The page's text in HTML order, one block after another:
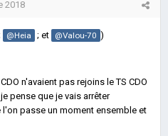
2018
@Heia ; et @Valou-70 )
n'avaient pas rejoins le TS CDO
pense que je vais arrêter
passe un moment ensemble et